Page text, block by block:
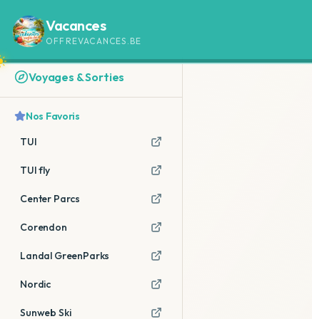
Vacances
OFFREVACANCES.BE
Voyages & Sorties
Nos Favoris
TUI
TUI fly
Center Parcs
Corendon
Landal GreenParks
Nordic
Sunweb Ski